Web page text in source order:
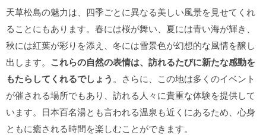
天草松島の魅力は、四季ごとに異なる美しい風景を見せてくれ
ることにもあります。春には桜が舞い、夏には青い海が輝き、
秋には紅葉が彩りを添え、冬には雪景色が幻想的な風情を醸し
出します。 これらの自然の表情は、訪れるたびに新たな感動を
もたらしてくれるでしょう 。さらに、この地は多くのイベント
が催される場所でもあり、訪れる人々に貴重な体験を提供して
います。日本百名湯とも言われる温泉も近くにあるため、心身
ともに癒される時間を楽しむことができます。